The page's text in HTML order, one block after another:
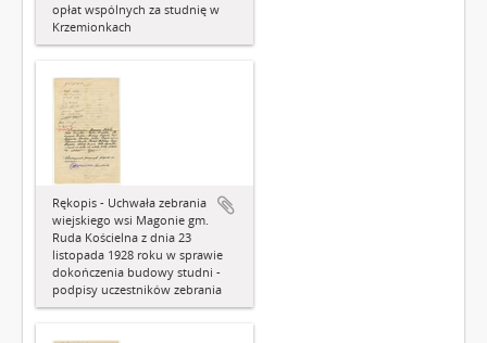
opłat wspólnych za studnię w
Krzemionkach
Rękopis - Uchwała zebrania
wiejskiego wsi Magonie gm.
Ruda Kościelna z dnia 23
listopada 1928 roku w sprawie
dokończenia budowy studni -
podpisy uczestników zebrania